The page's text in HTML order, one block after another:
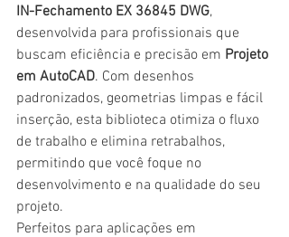
IN-Fechamento EX 36845 DWG,
desenvolvida para profissionais que
buscam eficiência e precisão em Projeto
em AutoCAD. Com desenhos
padronizados, geometrias limpas e fácil
inserção, esta biblioteca otimiza o fluxo
de trabalho e elimina retrabalhos,
permitindo que você foque no
desenvolvimento e na qualidade do seu
projeto.
Perfeitos para aplicações em